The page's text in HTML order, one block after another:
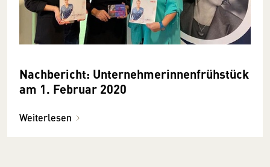
Nachbericht: Unternehmerinnenfrühstück
am 1. Februar 2020
Weiterlesen